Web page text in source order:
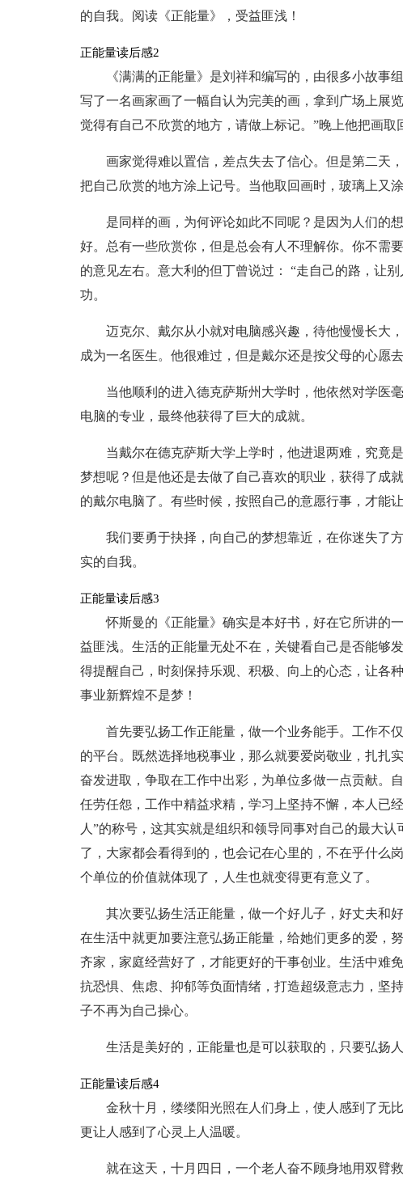
的自我。阅读《正能量》，受益匪浅！
正能量读后感2
《满满的正能量》是刘祥和编写的，由很多小故事
写了一名画家画了一幅自认为完美的画，拿到广场上展
觉得有自己不欣赏的地方，请做上标记。”晚上他把画取
画家觉得难以置信，差点失去了信心。但是第二天
把自己欣赏的地方涂上记号。当他取回画时，玻璃上又
是同样的画，为何评论如此不同呢？是因为人们的
好。总有一些欣赏你，但是总会有人不理解你。你不需
的意见左右。意大利的但丁曾说过： “走自己的路，让
功。
迈克尔、戴尔从小就对电脑感兴趣，待他慢慢长大
成为一名医生。他很难过，但是戴尔还是按父母的心愿去
当他顺利的进入德克萨斯州大学时，他依然对学医
电脑的专业，最终他获得了巨大的成就。
当戴尔在德克萨斯大学上学时，他进退两难，究竟
梦想呢？但是他还是去做了自己喜欢的职业，获得了成
的戴尔电脑了。有些时候，按照自己的意愿行事，才能让
我们要勇于抉择，向自己的梦想靠近，在你迷失了
实的自我。
正能量读后感3
怀斯曼的《正能量》确实是本好书，好在它所讲的
益匪浅。生活的正能量无处不在，关键看自己是否能够
得提醒自己，时刻保持乐观、积极、向上的心态，让各
事业新辉煌不是梦！
首先要弘扬工作正能量，做一个业务能手。工作不
的平台。既然选择地税事业，那么就要爱岗敬业，扎扎
奋发进取，争取在工作中出彩，为单位多做一点贡献。
任劳任怨，工作中精益求精，学习上坚持不懈，本人已
人”的称号，这其实就是组织和领导同事对自己的最大
了，大家都会看得到的，也会记在心里的，不在乎什么
个单位的价值就体现了，人生也就变得更有意义了。
其次要弘扬生活正能量，做一个好儿子，好丈夫和
在生活中就更加要注意弘扬正能量，给她们更多的爱，
齐家，家庭经营好了，才能更好的干事创业。生活中难
抗恐惧、焦虑、抑郁等负面情绪，打造超级意志力，坚
子不再为自己操心。
生活是美好的，正能量也是可以获取的，只要弘扬
正能量读后感4
金秋十月，缕缕阳光照在人们身上，使人感到了无
更让人感到了心灵上人温暖。
就在这天，十月四日，一个老人奋不顾身地用双臂